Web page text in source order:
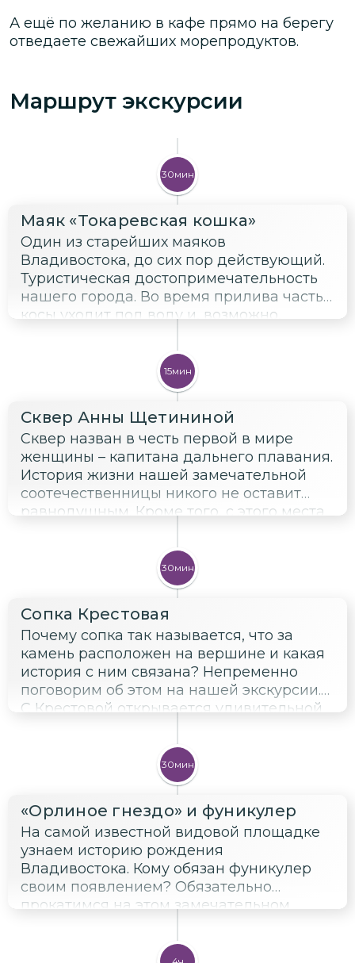
А ещё по желанию в кафе прямо на берегу
отведаете свежайших морепродуктов.
Маршрут экскурсии
30мин
Маяк «Токаревская кошка»
Один из старейших маяков
Владивостока, до сих пор действующий.
Туристическая достопримечательность
нашего города. Во время прилива часть
косы уходит под воду и, возможно,
15мин
Сквер Анны Щетининой
Сквер назван в честь первой в мире
женщины – капитана дальнего плавания.
История жизни нашей замечательной
соотечественницы никого не оставит
равнодушным. Кроме того, с этого места
Босфор Восточный и Русский мост.
30мин
Сопка Крестовая
Почему сопка так называется, что за
камень расположен на вершине и какая
история с ним связана? Непременно
поговорим об этом на нашей экскурсии.
С Крестовой открывается удивительной
бухту Золотой Рог и пролив Босфор
30мин
«Орлиное гнездо» и фуникулер
На самой известной видовой площадке
узнаем историю рождения
Владивостока. Кому обязан фуникулер
своим появлением? Обязательно
прокатимся на этом замечательном
улиц города, на которой расположен
первый местный вуз.